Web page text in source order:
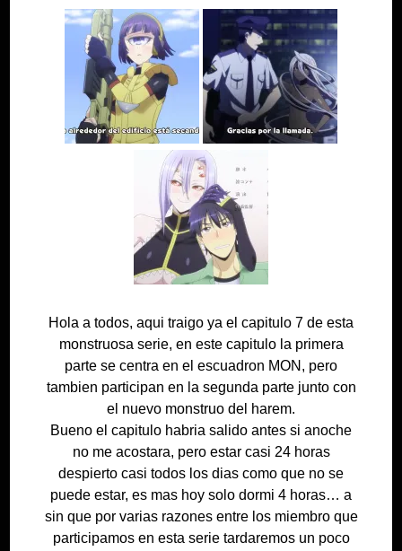
Hola a todos, aqui traigo ya el capitulo 7 de esta
monstruosa serie, en este capitulo la primera
parte se centra en el escuadron MON, pero
tambien participan en la segunda parte junto con
el nuevo monstruo del harem.
Bueno el capitulo habria salido antes si anoche
no me acostara, pero estar casi 24 horas
despierto casi todos los dias como que no se
puede estar, es mas hoy solo dormi 4 horas… a
sin que por varias razones entre los miembro que
participamos en esta serie tardaremos un poco